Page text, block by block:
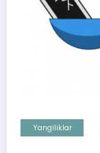
Yangiliklar